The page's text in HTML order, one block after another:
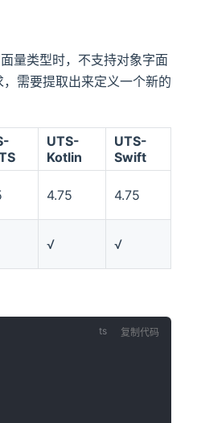
量类型时，不支持对象字面
需要提取出来定义一个新的
UTS-
Kotlin
UTS-
Swift
4.75 4.75
√ √
复制代码